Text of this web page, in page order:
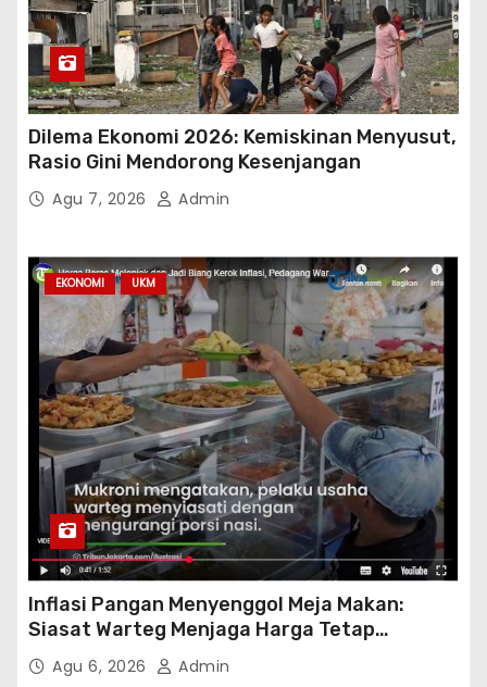
Dilema Ekonomi 2026: Kemiskinan Menyusut,
Rasio Gini Mendorong Kesenjangan
Agu 7, 2026 Admin
EKONOMI UKM
Inflasi Pangan Menyenggol Meja Makan:
Siasat Warteg Menjaga Harga Tetap
Terjangkau
Agu 6, 2026 Admin